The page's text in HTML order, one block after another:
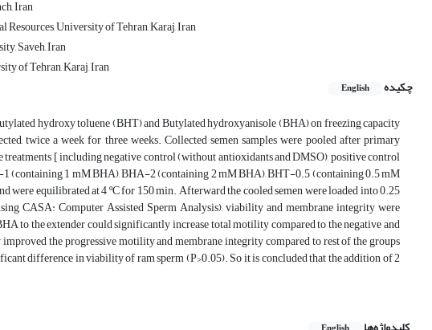
Iran
University of Tehran, Karaj, Iran
Saveh, Iran
of Tehran, Karaj, Iran
چکیده
English
hydroxy toluene (BHT) and Butylated hydroxyanisole (BHA) on freezing capacity
twice a week for three weeks. Collected semen samples were pooled after primary
[ including negative control (without antioxidants and DMSO), positive control
1 mM BHA), BHA-2 (containing 2 mM BHA), BHT-0.5 (containing 0.5 mM
equilibrated at 4 ºC for 150 min. Afterward the cooled semen were loaded into 0.25
CASA: Computer Assisted Sperm Analysis), viability and membrane integrity were
to the extender could significantly increase total motility compared to the negative and
the progressive motility and membrane integrity compared to rest of the groups
difference in viability of ram sperm (P>0.05). So it is concluded that the addition of 2